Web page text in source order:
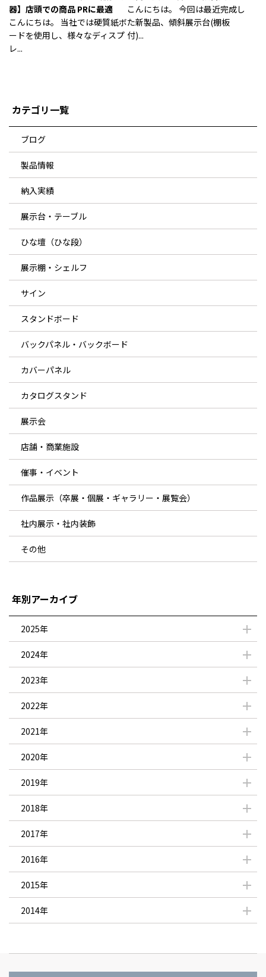
器】店頭での商品 PRに最適
こんにちは。 当社では硬質紙ボ
ードを使用し、様々なディスプ
レ...
こんにちは。 今回は最近完成し
た新製品、傾斜展示台(棚板
付)...
カテゴリ一覧
ブログ
製品情報
納入実績
展示台・テーブル
ひな壇（ひな段）
展示棚・シェルフ
サイン
スタンドボード
バックパネル・バックボード
カバーパネル
カタログスタンド
展示会
店舗・商業施設
催事・イベント
作品展示（卒展・個展・ギャラリー・展覧会）
社内展示・社内装飾
その他
年別アーカイブ
2025年
2024年
2023年
2022年
2021年
2020年
2019年
2018年
2017年
2016年
2015年
2014年